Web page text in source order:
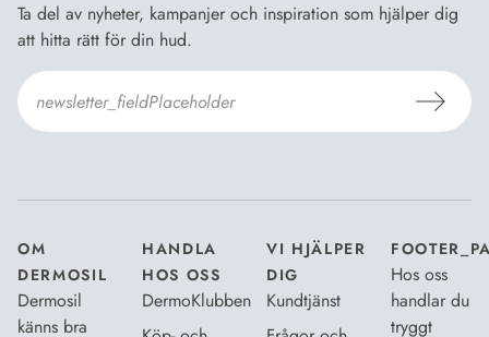
Ta del av nyheter, kampanjer och inspiration som hjälper dig
att hitta rätt för din hud.
OM
DERMOSIL
Dermosil
känns bra
HANDLA
HOS OSS
DermoKlubben
VI HJÄLPER
DIG
Kundtjänst
Hos oss
handlar du
tryggt